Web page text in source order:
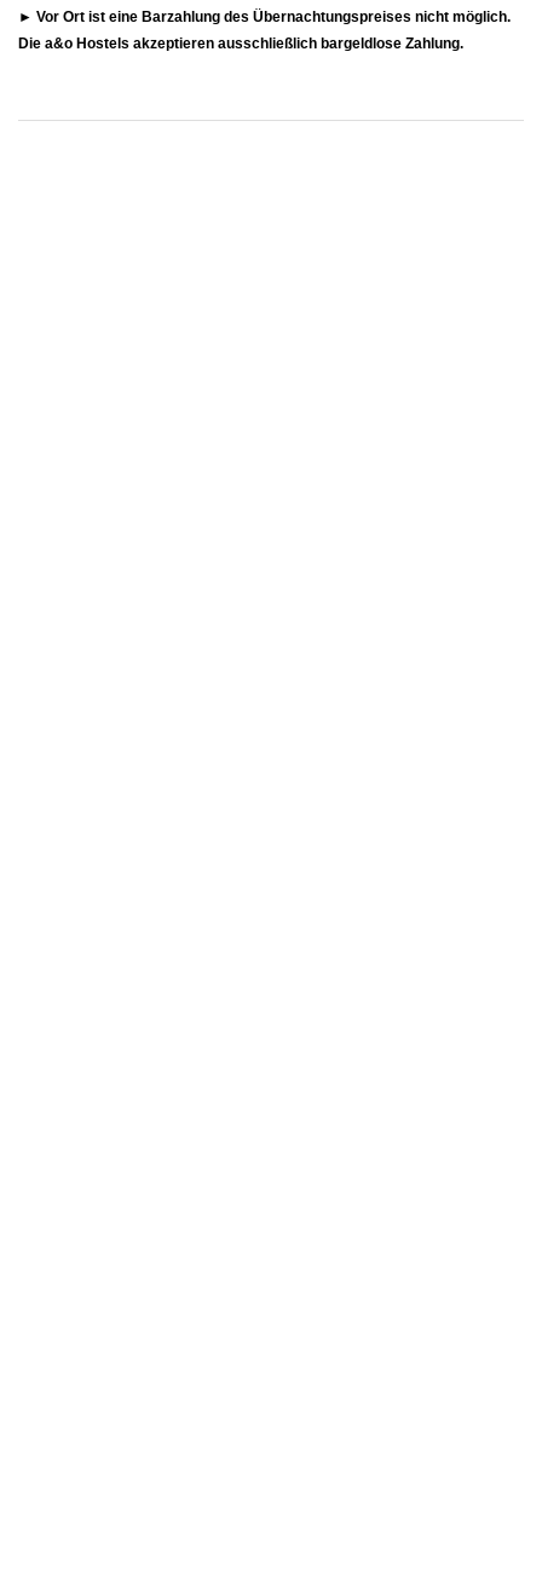
► Vor Ort ist eine Barzahlung des Übernachtungspreises nicht möglich.
Die a&o Hostels akzeptieren ausschließlich bargeldlose Zahlung.